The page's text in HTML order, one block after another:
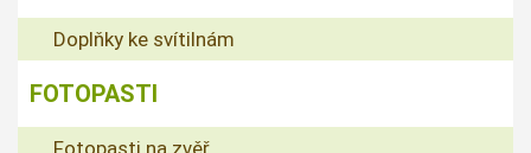
Doplňky ke svítilnám
FOTOPASTI
Fotopasti na zvěř